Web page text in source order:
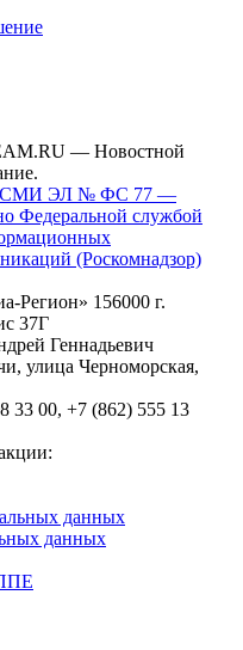
— Новостной
СМИ ЭЛ № ФС 77 —
Федеральной службой
(Роскомнадзор)
156000 г.
37Г
Геннадьевич
улица Черноморская,
33 00, +7 (862) 555 13
данных
данных